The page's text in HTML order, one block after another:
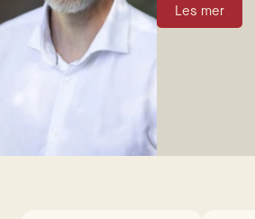
Les mer